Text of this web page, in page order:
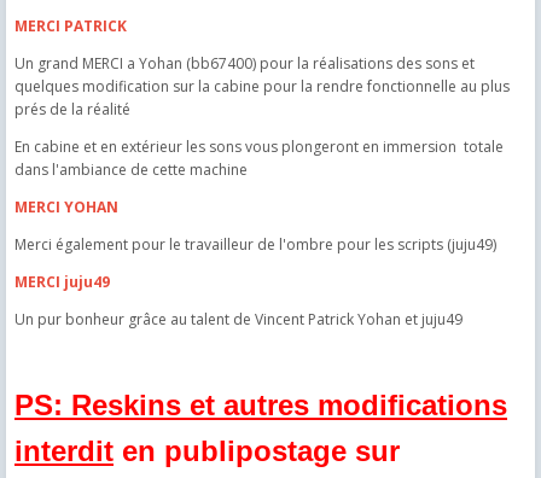
MERCI PATRICK
Un grand MERCI a Yohan (bb67400) pour la réalisations des sons et
quelques modification sur la cabine pour la rendre fonctionnelle au plus
prés de la réalité
En cabine et en extérieur les sons vous plongeront en immersion totale
dans l'ambiance de cette machine
MERCI YOHAN
Merci également pour le travailleur de l'ombre pour les scripts (juju49)
MERCI juju49
Un pur bonheur grâce au talent de Vincent Patrick Yohan et juju49
PS: Reskins et autres modifications
interdit en publipostage sur